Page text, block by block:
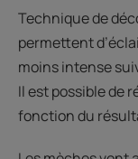
Technique de
permettent
moins intense
Il est possible de
fonction du